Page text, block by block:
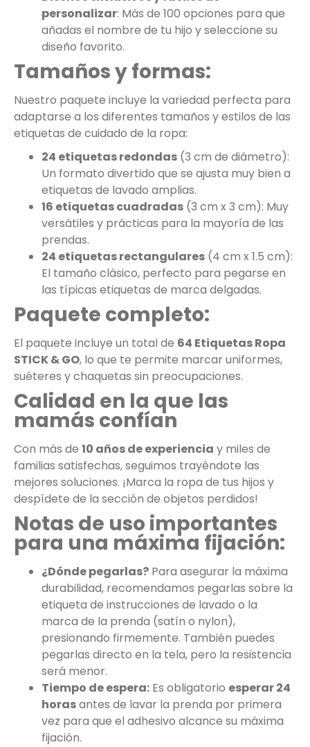
personalizar: Más de 100 opciones para que
añadas el nombre de tu hijo y seleccione su
diseño favorito.
Tamaños y formas:
Nuestro paquete incluye la variedad perfecta para
adaptarse a los diferentes tamaños y estilos de las
etiquetas de cuidado de la ropa:
24 etiquetas redondas (3 cm de diámetro):
Un formato divertido que se ajusta muy bien a
etiquetas de lavado amplias.
16 etiquetas cuadradas (3 cm x 3 cm): Muy
versátiles y prácticas para la mayoría de las
prendas.
24 etiquetas rectangulares (4 cm x 1.5 cm):
El tamaño clásico, perfecto para pegarse en
las típicas etiquetas de marca delgadas.
Paquete completo:
El paquete incluye un total de 64 Etiquetas Ropa
STICK & GO, lo que te permite marcar uniformes,
suéteres y chaquetas sin preocupaciones.
Calidad en la que las
mamás confían
Con más de 10 años de experiencia y miles de
familias satisfechas, seguimos trayéndote las
mejores soluciones. ¡Marca la ropa de tus hijos y
despídete de la sección de objetos perdidos!
Notas de uso importantes
para una máxima fijación:
¿Dónde pegarlas? Para asegurar la máxima
durabilidad, recomendamos pegarlas sobre la
etiqueta de instrucciones de lavado o la
marca de la prenda (satín o nylon),
presionando firmemente. También puedes
pegarlas directo en la tela, pero la resistencia
será menor.
Tiempo de espera: Es obligatorio esperar 24
horasantes de lavar la prenda por primera
vez para que el adhesivo alcance su máxima
fijación.